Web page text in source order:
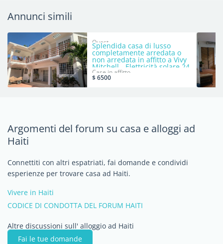
Annunci simili
Ouest
Splendida casa di lusso
completamente arredata o
non arredata in affitto a Vivy
Mitchell - Elettricità solare 24
ore su 24, 7 giorni su 7,
piscina
Case in affitto
$ 6500
Argomenti del forum su casa e alloggi ad
Haiti
Connettiti con altri espatriati, fai domande e condividi
esperienze per trovare casa ad Haiti.
Vivere in Haiti
CODICE DI CONDOTTA DEL FORUM HAITI
Altre discussioni sull' alloggio ad Haiti
Fai le tue domande